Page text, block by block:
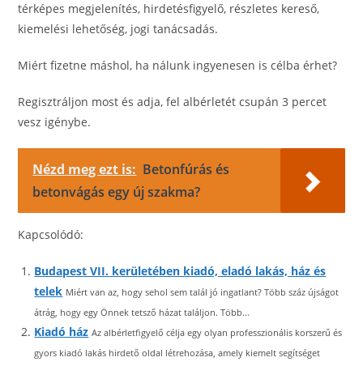
térképes megjelenítés, hirdetésfigyelő, részletes kereső,
kiemelési lehetőség, jogi tanácsadás.
Miért fizetne máshol, ha nálunk ingyenesen is célba érhet?
Regisztráljon most és adja, fel albérletét csupán 3 percet
vesz igénybe.
Nézd meg ezt is: Betonfúrás és
betonvágás egy új szakma?
Kapcsolódó:
Budapest VII. kerületében kiadó, eladó lakás, ház és
telek Miért van az, hogy sehol sem talál jó ingatlant? Több száz újságot
átrág, hogy egy Önnek tetsző házat találjon. Több...
Kiadó ház Az albérletfigyelő célja egy olyan professzionális korszerű és
gyors kiadó lakás hirdető oldal létrehozása, amely kiemelt segítséget